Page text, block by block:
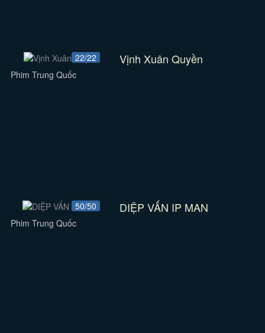
22/22 Vịnh Xuân Quyền
Phim Trung Quốc
50/50 DIỆP VẤN IP MAN
Phim Trung Quốc